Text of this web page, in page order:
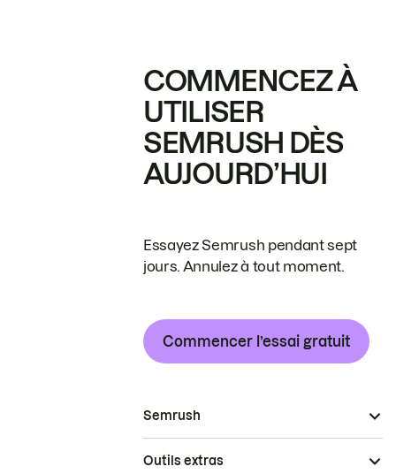
COMMENCEZ À
UTILISER
SEMRUSH DÈS
AUJOURD’HUI
Essayez Semrush pendant sept
jours. Annulez à tout moment.
Commencer l’essai gratuit
Semrush
Outils extras